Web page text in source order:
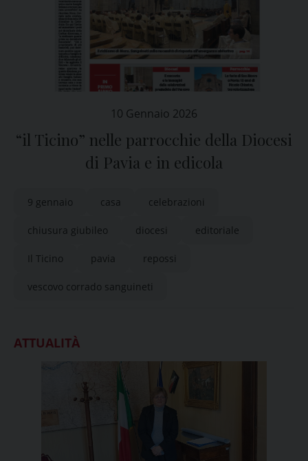
10 Gennaio 2026
“il Ticino” nelle parrocchie della Diocesi
di Pavia e in edicola
9 gennaio casa celebrazioni
chiusura giubileo diocesi editoriale
Il Ticino pavia repossi
vescovo corrado sanguineti
ATTUALITÀ